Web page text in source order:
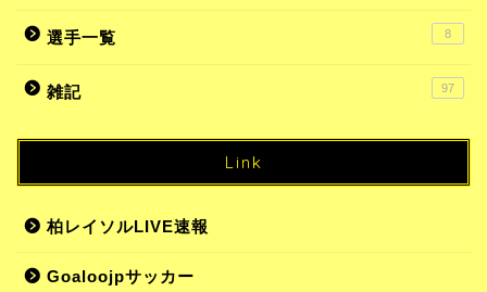
選手一覧 8
雑記 97
Link
柏レイソルLIVE速報
Goaloojpサッカー